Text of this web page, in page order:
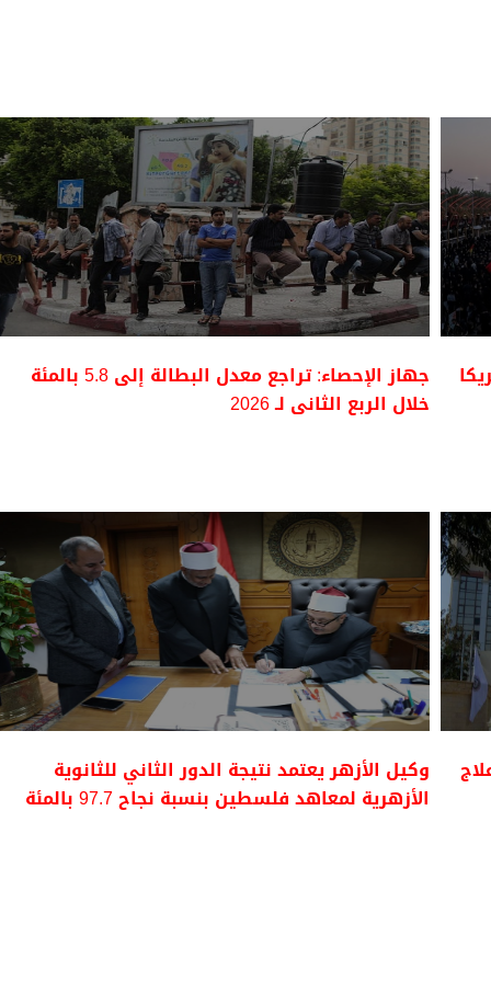
جهاز الإحصاء: تراجع معدل البطالة إلى 5.8 بالمئة
خلال الربع الثانى لـ 2026
وكيل الأزهر يعتمد نتيجة الدور الثاني للثانوية
الأزهرية لمعاهد فلسطين بنسبة نجاح 97.7 بالمئة